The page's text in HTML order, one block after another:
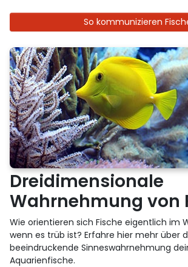
So kommunizieren
Dreidimensionale
Wahrnehmung von
Wie orientieren sich Fische eigentlich im
wenn es trüb ist? Erfahre hier mehr über
beeindruckende Sinneswahrnehmung
Aquarienfische.